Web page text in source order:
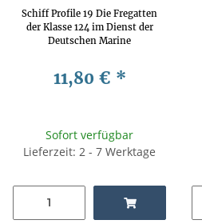
Schiff Profile 19 Die Fregatten
der Klasse 124 im Dienst der
Deutschen Marine
11,80 € *
Sofort verfügbar
Lieferzeit: 2 - 7 Werktage